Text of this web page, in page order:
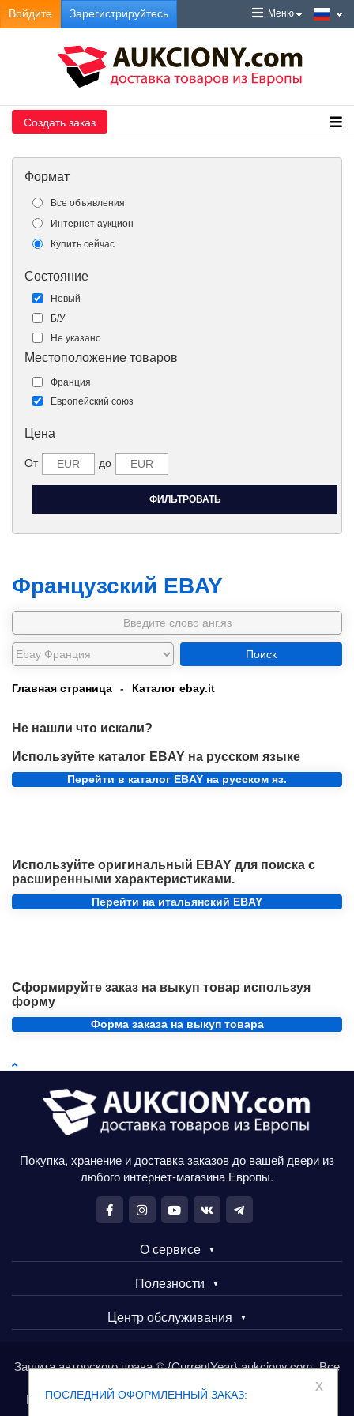
ПОСЛЕДНИЙ ОФОРМЛЕННЫЙ ЗАКАЗ:
x
Войдите Зарегистрируйтесь Меню
Создать заказ
Формат
Все объявления
Интернет аукцион
Купить сейчас
Состояние
Новый
Б/У
Не указано
Местоположение товаров
Франция
Европейский союз
Цена
От до
Французский EBAY
Поиск
Главная страница - Каталог ebay.it
Не нашли что искали?
Используйте каталог EBAY на русском языке
Перейти в каталог EBAY на русском яз.
Используйте оригинальный EBAY для поиска с
расширенными характеристиками.
Перейти на итальянский EBAY
Сформируйте заказ на выкуп товар используя
форму
Форма заказа на выкуп товара
Покупка, хранение и доставка заказов до вашей двери из
любого интернет-магазина Европы.
О сервисе
Полезности
Центр обслуживания
Защита авторского права © {CurrentYear} aukciony.com. Все
Покупайте товары в Европе через сервис aukciony.com